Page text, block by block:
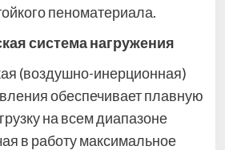
пеноматериала.
система нагружения
(воздушно-инерционная)
обеспечивает плавную
на всем диапазоне
в работу максимальное